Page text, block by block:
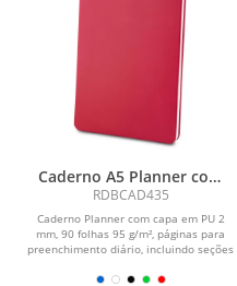
Caderno A5 Planner com
capa em PU
RDBCAD435
Caderno Planner com capa em PU 2
mm, 90 folhas 95 g/m², páginas para
preenchimento diário, incluindo seções